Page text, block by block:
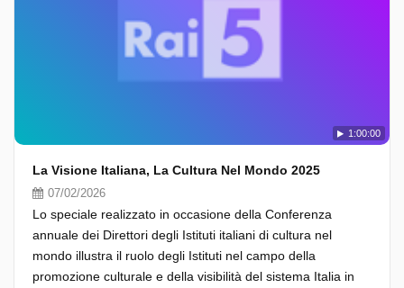
1:00:00
La Visione Italiana, La Cultura Nel Mondo 2025
07/02/2026
Lo speciale realizzato in occasione della Conferenza
annuale dei Direttori degli Istituti italiani di cultura nel
mondo illustra il ruolo degli Istituti nel campo della
promozione culturale e della visibilità del sistema Italia in